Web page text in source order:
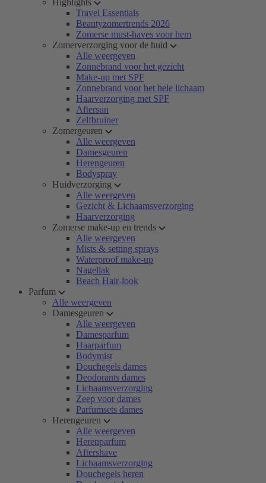
Highlights
Travel Essentials
Beautyzomertrends 2026
Zomerse must-haves voor hem
Zomerverzorging voor de huid
Alle weergeven
Zonnebrand voor het gezicht
Make-up met SPF
Zonnebrand voor het hele lichaam
Haarverzorging met SPF
Aftersun
Zelfbruiner
Zomergeuren
Alle weergeven
Damesgeuren
Herengeuren
Bodyspray
Huidverzorging
Alle weergeven
Gezicht & Lichaamsverzorging
Haarverzorging
Zomerse make-up en trends
Alle weergeven
Mists & setting sprays
Waterproof make-up
Nagellak
Beach Hair-look
Parfum
Alle weergeven
Damesgeuren
Alle weergeven
Damesparfum
Haarparfum
Bodymist
Douchegels dames
Deodorants dames
Lichaamsverzorging
Zeep voor dames
Parfumsets dames
Herengeuren
Alle weergeven
Herenparfum
Aftershave
Lichaamsverzorging
Douchegels heren